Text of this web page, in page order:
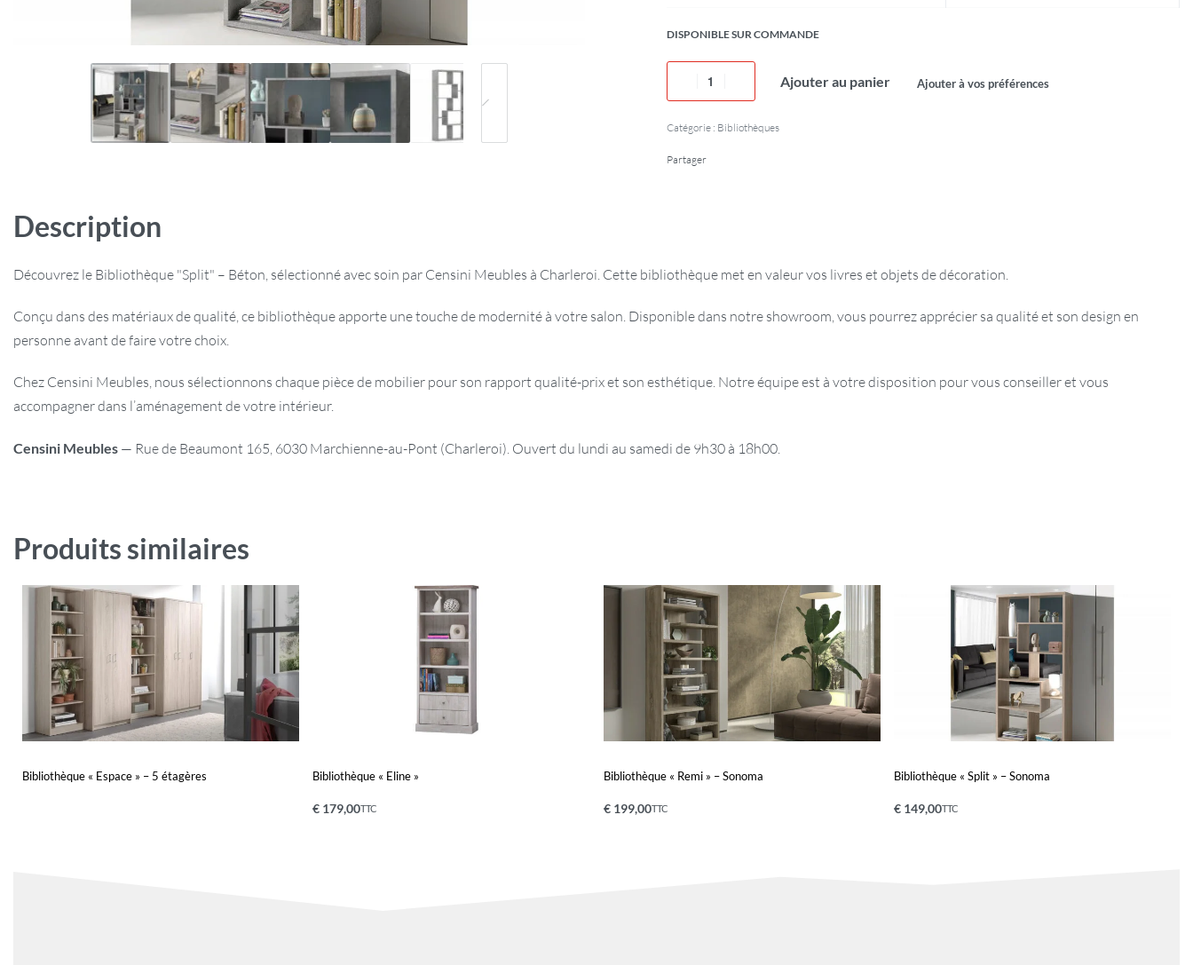
DISPONIBLE SUR COMMANDE
Ajouter au panier Ajouter à vos préférences
Catégorie : Bibliothèques
Partager
Description
Découvrez le Bibliothèque "Split" – Béton, sélectionné avec soin par Censini Meubles à Charleroi. Cette bibliothèque met en valeur vos livres et objets de décoration.
Conçu dans des matériaux de qualité, ce bibliothèque apporte une touche de modernité à votre salon. Disponible dans notre showroom, vous pourrez apprécier sa qualité et son design en
personne avant de faire votre choix.
Chez Censini Meubles, nous sélectionnons chaque pièce de mobilier pour son rapport qualité-prix et son esthétique. Notre équipe est à votre disposition pour vous conseiller et vous
accompagner dans l’aménagement de votre intérieur.
Censini Meubles — Rue de Beaumont 165, 6030 Marchienne-au-Pont (Charleroi). Ouvert du lundi au samedi de 9h30 à 18h00.
Produits similaires
Bibliothèque « Espace » – 5 étagères Bibliothèque « Eline »
€ 179,00TTC
Bibliothèque « Remi » – Sonoma
€199,00TTC
Bibliothèque « Split » – Sonoma
€149,00TTC